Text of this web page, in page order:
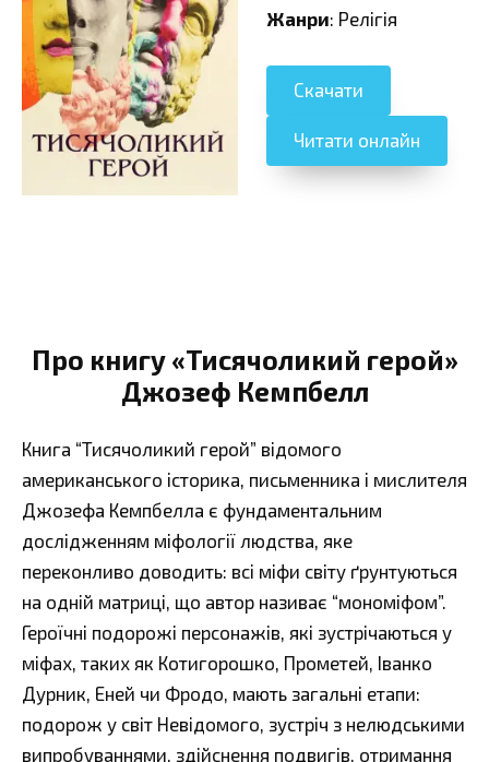
Жанри: Релігія
Скачати
Читати онлайн
Про книгу «Тисячоликий герой»
Джозеф Кемпбелл
Книга “Тисячоликий герой” відомого
американського історика, письменника і мислителя
Джозефа Кемпбелла є фундаментальним
дослідженням міфології людства, яке
переконливо доводить: всі міфи світу ґрунтуються
на одній матриці, що автор називає “мономіфом”.
Героїчні подорожі персонажів, які зустрічаються у
міфах, таких як Котигорошко, Прометей, Іванко
Дурник, Еней чи Фродо, мають загальні етапи:
подорож у світ Невідомого, зустріч з нелюдськими
випробуваннями, здійснення подвигів, отримання